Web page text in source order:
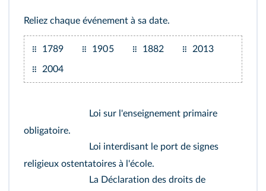
Reliez chaque événement à sa date.
1789 1905 1882 2013
2004
Loi sur l'enseignement primaire
obligatoire.
Loi interdisant le port de signes
religieux ostentatoires à l'école.
La Déclaration des droits de